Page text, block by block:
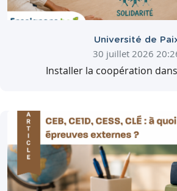
Université de
30 juillet 2026
Installer la coopération